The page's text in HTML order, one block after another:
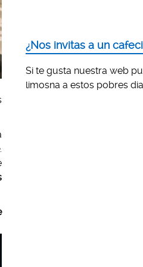
.
¿Nos invitas a un
Si te gusta nuestra web
limosna a estos pobres